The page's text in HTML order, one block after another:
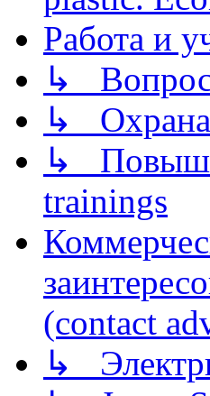
Работа и
↳
↳ Охрана
↳
trainings
(contact
↳